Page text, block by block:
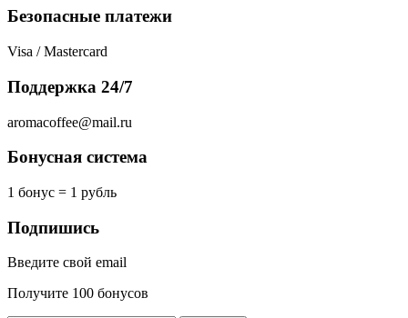
Безопасные платежи
Visa / Mastercard
Поддержка 24/7
aromacoffee@mail.ru
Бонусная система
1 бонус = 1 рубль
Подпишись
Введите свой email
Получите 100 бонусов